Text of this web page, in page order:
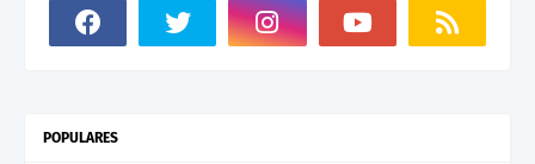
POPULARES